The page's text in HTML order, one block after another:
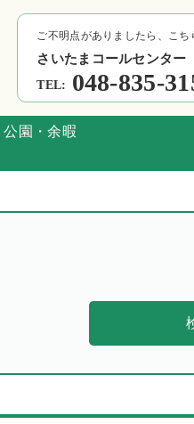
ご不明点がありましたら、こち
さいたまコールセンター
TEL: 048-835-
園・余暇